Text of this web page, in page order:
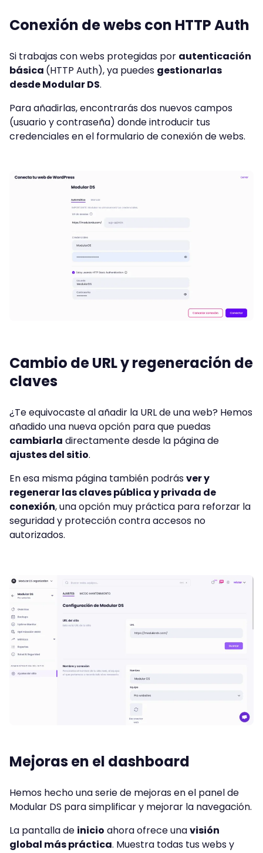
Conexión de webs con HTTP Auth
Si trabajas con webs protegidas por autenticación
básica (HTTP Auth), ya puedes gestionarlas
desde Modular DS.
Para añadirlas, encontrarás dos nuevos campos
(usuario y contraseña) donde introducir tus
credenciales en el formulario de conexión de webs.
Cambio de URL y regeneración de
claves
¿Te equivocaste al añadir la URL de una web? Hemos
añadido una nueva opción para que puedas
cambiarla directamente desde la página de
ajustes del sitio.
En esa misma página también podrásver y
regenerar las claves pública y privada de
conexión, una opción muy práctica para reforzar la
seguridad y protección contra accesos no
autorizados.
Mejoras en el dashboard
Hemos hecho una serie de mejoras en el panel de
Modular DS para simplificar y mejorar la navegación.
La pantalla de inicio ahora ofrece unavisión
global más práctica. Muestra todas tus webs y